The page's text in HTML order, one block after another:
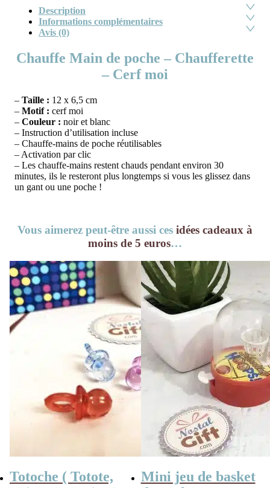
Description
Informations complémentaires
Avis (0)
Chauffe Main de poche – Chaufferette
– Cerf moi
– Taille : 12 x 6,5 cm
– Motif : cerf moi
– Couleur : noir et blanc
– Instruction d’utilisation incluse
– Chauffe-mains de poche réutilisables
– Activation par clic
– Les chauffe-mains restent chauds pendant environ 30
minutes, ils le resteront plus longtemps si vous les glissez dans
un gant ou une poche !
Vous aimerez peut-être aussi ces idées cadeaux à
moins de 5 euros…
Totoche ( Totote,
Mini jeu de basket